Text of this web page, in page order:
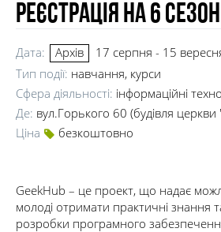
Реєстрація на 6
Дата: Архів
17 серпня - 15
Тип події: навчання, курси
Сфера діяльності: інформаційні
Де: вул.Горького 60 (будівля церкви
Ціна
безкоштовно
GeekHub – це проект, що надає
молоді отримати практичні знання
розробки програмного